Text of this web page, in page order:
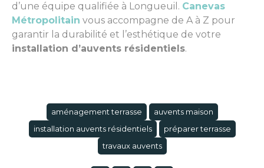
d’une équipe qualifiée à Longueuil. Canevas
Métropolitain vous accompagne de A à Z pour
garantir la durabilité et l’esthétique de votre
installation d’auvents résidentiels.
aménagement terrasse
auvents maison
installation auvents résidentiels
préparer terrasse
travaux auvents